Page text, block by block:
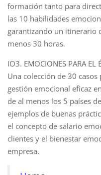
formación tanto para
las 10 habilidades
garantizando un itinerario
menos 30 horas.
IO3. EMOCIONES PARA EL
Una colección de 30
gestión emocional eficaz
de al menos los 5 países
ejemplos de buenas
el concepto de salario
clientes y el bienestar
empresa.